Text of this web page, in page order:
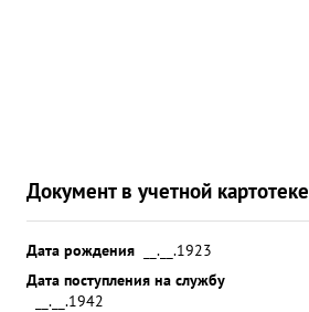
Документ в учетной картотеке
Дата рождения
__.__.1923
Дата поступления на службу
__.__.1942